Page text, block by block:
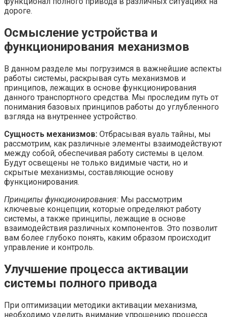
дороге.
Осмысление устройства и
функционирования механизмов
В данном разделе мы погрузимся в важнейшие аспекты
работы системы, раскрывая суть механизмов и
принципов, лежащих в основе функционирования
данного транспортного средства. Мы проследим путь от
понимания базовых принципов работы до углубленного
взгляда на внутреннее устройство.
Сущность механизмов: Отбрасывая вуаль тайны, мы
рассмотрим, как различные элементы взаимодействуют
между собой, обеспечивая работу системы в целом.
Будут освещены не только видимые части, но и
скрытые механизмы, составляющие основу
функционирования.
Принципы функционирования: Мы рассмотрим
ключевые концепции, которые определяют работу
системы, а также принципы, лежащие в основе
взаимодействия различных компонентов. Это позволит
вам более глубоко понять, каким образом происходит
управление и контроль.
Улучшение процесса активации
системы полного привода
При оптимизации методики активации механизма,
необходимо уделить внимание упрощению процесса